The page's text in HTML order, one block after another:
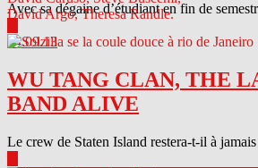
Avec sa dégaine d’étudiant en fin de
04.09.13
WU TANG CLAN, THE
BAND ALIVE
Le crew de Staten Island restera-t-il à